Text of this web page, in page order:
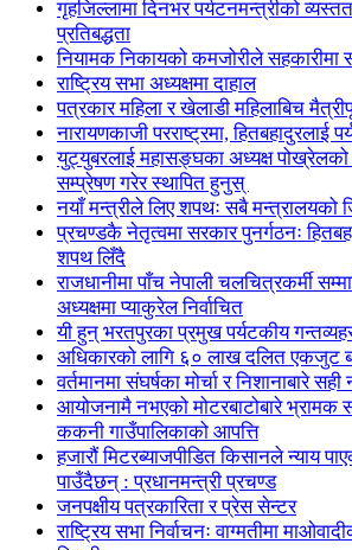
गृहजिल्लामा दिनभर पर्यटनमन्त्रीको
प्रतिबद्धता
नियामक निकायको कमजोरीले सहकारीमा
राष्ट्रिय सभा अध्यक्षमा दाहाल
पत्रकार महिला र खेलाडी महिलाबिच
नारायणकाजी परराष्ट्रमा, हितबहादुरलाई
युट्युबरलाई महासङ्घका अध्यक्ष पोख्रेलको
सम्प्रेषण गरेर स्थापित हुनुस्
नयाँ मन्त्रीले लिए शपथः सबै मन्त्रालयको
प्रचण्डकै नेतृत्वमा सरकार पुनर्गठनः
शपथ लिँदै
राजधानीमा पाँच नेपाली चलचित्रकर्मी
अध्यक्षमा प्याकुरेल निर्वाचित
यी हुन् भरतपुरका प्रमुख पर्यटकीय
अधिकारको लागि ६० लाख दलित एकजुट
वर्तमानमा संघर्षका मोर्चा र निशानाबारे सही
आयोजनामै नभएको मोटरबाटोबारे भ्रामक
ककनी गाउँपालिकाको आपत्ति
हजारौं मिटरब्याजपीडित किसानले न्याय
पाउँदैछन् : प्रधानमन्त्री प्रचण्ड
जनपक्षीय पत्रकारिता र प्रेस सेन्टर
राष्ट्रिय सभा निर्वाचनः वाग्मतीमा